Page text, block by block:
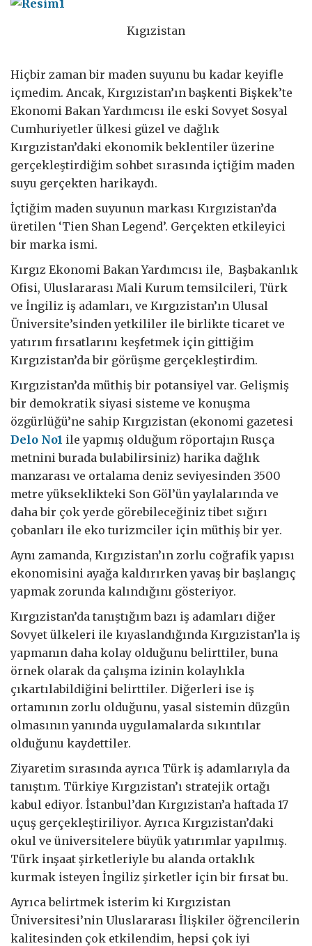
Kıgızistan
Hiçbir zaman bir maden suyunu bu kadar keyifle
içmedim. Ancak, Kırgızistan’ın başkenti Bişkek’te
Ekonomi Bakan Yardımcısı ile eski Sovyet Sosyal
Cumhuriyetler ülkesi güzel ve dağlık
Kırgızistan’daki ekonomik beklentiler üzerine
gerçekleştirdiğim sohbet sırasında içtiğim maden
suyu gerçekten harikaydı.
İçtiğim maden suyunun markası Kırgızistan’da
üretilen ‘Tien Shan Legend’. Gerçekten etkileyici
bir marka ismi.
Kırgız Ekonomi Bakan Yardımcısı ile, Başbakanlık
Ofisi, Uluslararası Mali Kurum temsilcileri, Türk
ve İngiliz iş adamları, ve Kırgızistan’ın Ulusal
Üniversite’sinden yetkililer ile birlikte ticaret ve
yatırım fırsatlarını keşfetmek için gittiğim
Kırgızistan’da bir görüşme gerçekleştirdim.
Kırgızistan’da müthiş bir potansiyel var. Gelişmiş
bir demokratik siyasi sisteme ve konuşma
özgürlüğü’ne sahip Kırgızistan (ekonomi gazetesi
Delo No1 ile yapmış olduğum röportajın Rusça
metnini burada bulabilirsiniz) harika dağlık
manzarası ve ortalama deniz seviyesinden 3500
metre yükseklikteki Son Göl’ün yaylalarında ve
daha bir çok yerde görebileceğiniz tibet sığırı
çobanları ile eko turizmciler için müthiş bir yer.
Aynı zamanda, Kırgızistan’ın zorlu coğrafik yapısı
ekonomisini ayağa kaldırırken yavaş bir başlangıç
yapmak zorunda kalındığını gösteriyor.
Kırgızistan’da tanıştığım bazı iş adamları diğer
Sovyet ülkeleri ile kıyaslandığında Kırgızistan’la iş
yapmanın daha kolay olduğunu belirttiler, buna
örnek olarak da çalışma izinin kolaylıkla
çıkartılabildiğini belirttiler. Diğerleri ise iş
ortamının zorlu olduğunu, yasal sistemin düzgün
olmasının yanında uygulamalarda sıkıntılar
olduğunu kaydettiler.
Ziyaretim sırasında ayrıca Türk iş adamlarıyla da
tanıştım. Türkiye Kırgızistan’ı stratejik ortağı
kabul ediyor. İstanbul’dan Kırgızistan’a haftada 17
uçuş gerçekleştiriliyor. Ayrıca Kırgızistan’daki
okul ve üniversitelere büyük yatırımlar yapılmış.
Türk inşaat şirketleriyle bu alanda ortaklık
kurmak isteyen İngiliz şirketler için bir fırsat bu.
Ayrıca belirtmek isterim ki Kırgızistan
Üniversitesi’nin Uluslararası İlişkiler öğrencilerin
kalitesinden çok etkilendim, hepsi çok iyi